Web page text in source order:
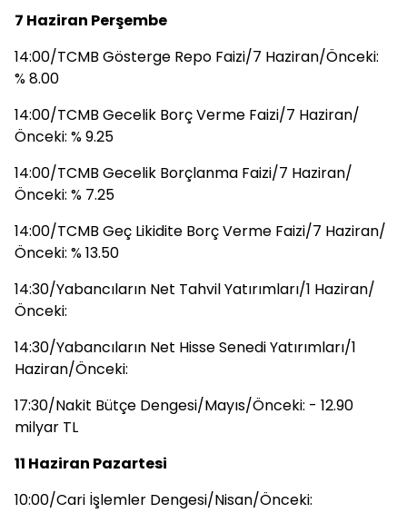
7 Haziran Perşembe
14:00/TCMB Gösterge Repo Faizi/7 Haziran/Önceki:
% 8.00
14:00/TCMB Gecelik Borç Verme Faizi/7 Haziran/
Önceki: % 9.25
14:00/TCMB Gecelik Borçlanma Faizi/7 Haziran/
Önceki: % 7.25
14:00/TCMB Geç Likidite Borç Verme Faizi/7 Haziran/
Önceki: % 13.50
14:30/Yabancıların Net Tahvil Yatırımları/1 Haziran/
Önceki:
14:30/Yabancıların Net Hisse Senedi Yatırımları/1
Haziran/Önceki:
17:30/Nakit Bütçe Dengesi/Mayıs/Önceki: - 12.90
milyar TL
11 Haziran Pazartesi
10:00/Cari İşlemler Dengesi/Nisan/Önceki: